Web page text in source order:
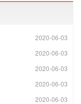
2020-06-03
2020-06-03
2020-06-03
2020-06-03
2020-06-03